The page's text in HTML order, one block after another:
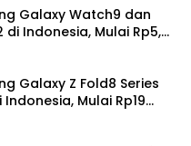
Galaxy Watch9 dan
Indonesia, Mulai Rp5,9
Galaxy Z Fold8 Series
Mulai Rp19